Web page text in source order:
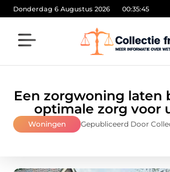
Donderdag 6 Augustus 2026 00:35:46
Een zorgwoning laten
optimale zorg voor
Woningen Gepubliceerd Door